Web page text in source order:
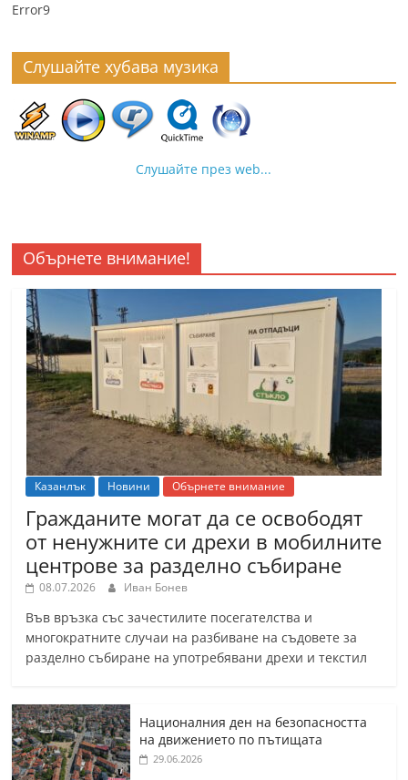
Error9
Слушайте хубава музика
Слушайте през web...
Обърнете внимание!
Казанлък Новини Обърнете внимание
Гражданите могат да се освободят
от ненужните си дрехи в мобилните
центрове за разделно събиране
08.07.2026 Иван Бонев
Във връзка със зачестилите посегателства и
многократните случаи на разбиване на съдовете за
разделно събиране на употребявани дрехи и текстил
Националния ден на безопасността
на движението по пътищата
29.06.2026